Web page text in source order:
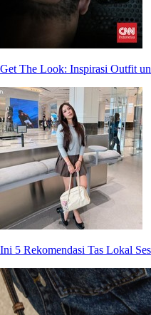
Get The Look: Inspirasi Outfit
Ini 5 Rekomendasi Tas Lokal